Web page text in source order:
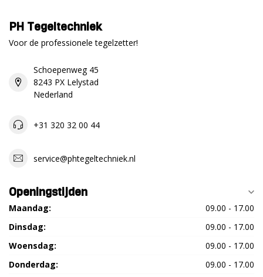
PH Tegeltechniek
Voor de professionele tegelzetter!
Schoepenweg 45
8243 PX Lelystad
Nederland
+31 320 32 00 44
service@phtegeltechniek.nl
Openingstijden
Maandag:
09.00 - 17.00
Dinsdag:
09.00 - 17.00
Woensdag:
09.00 - 17.00
Donderdag:
09.00 - 17.00